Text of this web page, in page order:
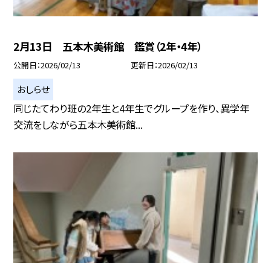
2月13日 五本木美術館 鑑賞（2年・4年）
公開日 2026/02/13 更新日 2026/02/13
おしらせ
同じたてわり班の2年生と4年生でグループを作り、異学年
交流をしながら五本木美術館...